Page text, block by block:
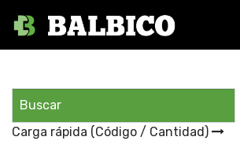
Carga rápida (Código / Cantidad)